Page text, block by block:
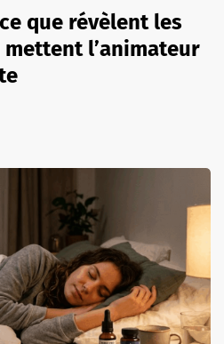
que révèlent les
l’animateur